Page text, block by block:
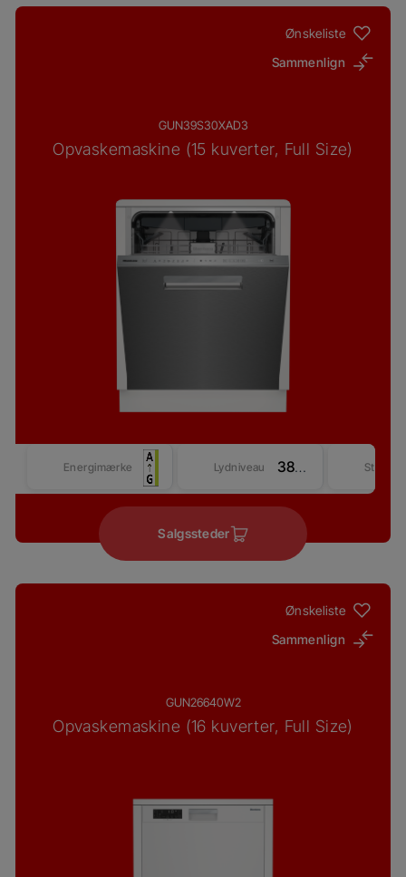
Ønskeliste
Sammenlign
GUN39S30XAD3
Opvaskemaskine (15 kuverter, Full Size)
Energimærke Lydniveau 38 dBA
Salgssteder
Ønskeliste
Sammenlign
GUN26640W2
Opvaskemaskine (16 kuverter, Full Size)